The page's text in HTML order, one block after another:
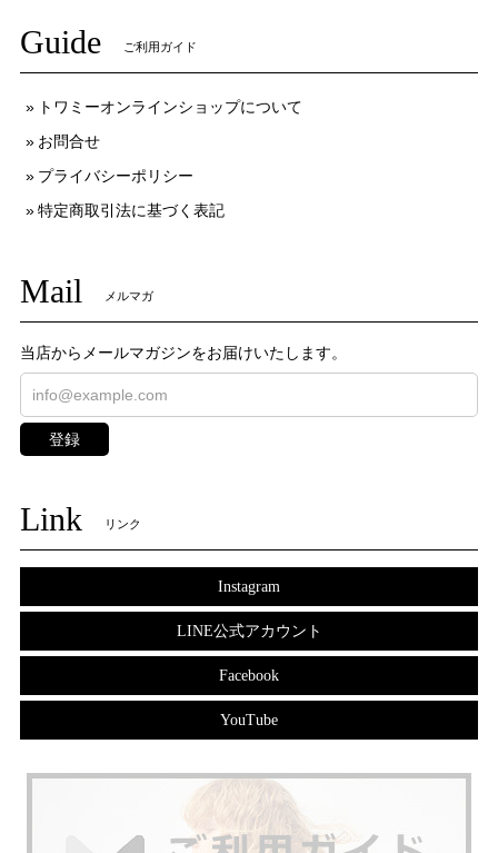
Guide ご利用ガイド
トワミーオンラインショップについて
お問合せ
プライバシーポリシー
特定商取引法に基づく表記
Mail メルマガ
当店からメールマガジンをお届けいたします。
登録
Link リンク
Instagram
LINE公式アカウント
Facebook
YouTube